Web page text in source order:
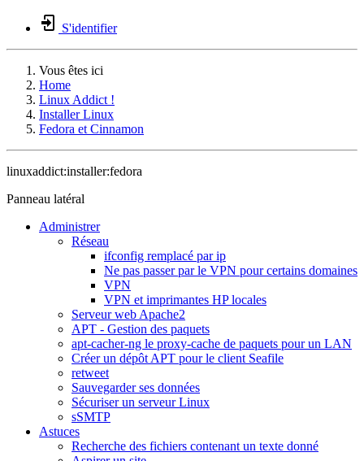
S'identifier
Vous êtes ici
Home
Linux Addict !
Installer Linux
Fedora et Cinnamon
linuxaddict:installer:fedora
Panneau latéral
Administrer
Réseau
ifconfig remplacé par ip
Ne pas passer par le VPN pour certains domaines
VPN
VPN et imprimantes HP locales
Serveur web Apache2
APT - Gestion des paquets
apt-cacher-ng le proxy-cache de paquets pour un LAN
Créer un dépôt APT pour le client Seafile
retweet
Sauvegarder ses données
Sécuriser un serveur Linux
sSMTP
Astuces
Recherche des fichiers contenant un texte donné